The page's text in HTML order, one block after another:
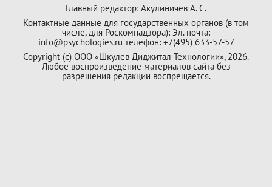
Главный редактор: Акулиничев А. С.
Контактные данные для государственных органов (в том
числе, для Роскомнадзора): Эл. почта:
info@psychologies.ru телефон: +7(495) 633-57-57
Copyright (с) ООО «Шкулёв Диджитал Технологии», 2026.
Любое воспроизведение материалов сайта без
разрешения редакции воспрещается.